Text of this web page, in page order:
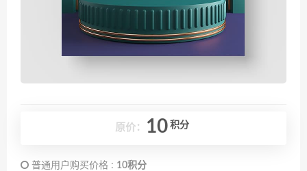
原价： 10 积分
普通用户购买价格 : 10积分